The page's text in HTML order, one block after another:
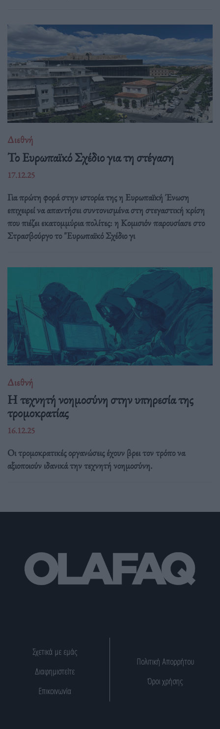
Διεθνή
Το Ευρωπαϊκό Σχέδιο για τη στέγαση
17.12.25
Για πρώτη φορά στην ιστορία της η Ευρωπαϊκή Ένωση
επιχειρεί να απαντήσει συντονισμένα στη στεγαστική κρίση
που πιέζει εκατομμύρια πολίτες: η Κομισιόν παρουσίασε στο
Στρασβούργο το "Ευρωπαϊκό Σχέδιο γι
Διεθνή
Η τεχνητή νοημοσύνη στην υπηρεσία της
τρομοκρατίας
16.12.25
Οι τρομοκρατικές οργανώσεις έχουν βρει τον τρόπο να
αξιοποιούν ιδανικά την τεχνητή νοημοσύνη.
Σχετικά με εμάς
Διαφημιστείτε
Επικοινωνία
Πολιτική Απορρήτου
Όροι χρήσης